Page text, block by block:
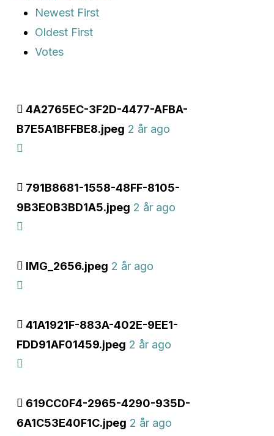
Newest First
Oldest First
Votes
4A2765EC-3F2D-4477-AFBA-
B7E5A1BFFBE8.jpeg 2 år ago
791B8681-1558-48FF-8105-
9B3E0B3BD1A5.jpeg 2 år ago
IMG_2656.jpeg 2 år ago
41A1921F-883A-402E-9EE1-
FDD91AF01459.jpeg 2 år ago
619CC0F4-2965-4290-935D-
6A1C53E40F1C.jpeg 2 år ago